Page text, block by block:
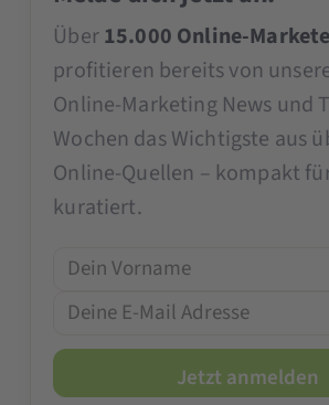
Über15.000 Online-
profitieren bereits von
Online-Marketing News und
Wochen das Wichtigste aus
Online-Quellen – kompakt
kuratiert.